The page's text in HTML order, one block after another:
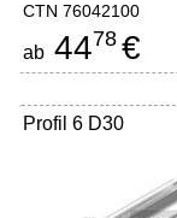
CTN 76042100
ab 4478 €
Profil 6 D30